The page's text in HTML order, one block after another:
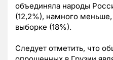
объединяла народы
(12,2%), намного
выборке (18%).
Следует отметить, что